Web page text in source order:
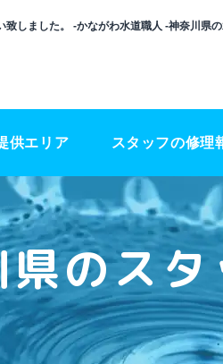
しました。 -かながわ水道職人 -神奈川県
供エリア スタッフの修理
のス